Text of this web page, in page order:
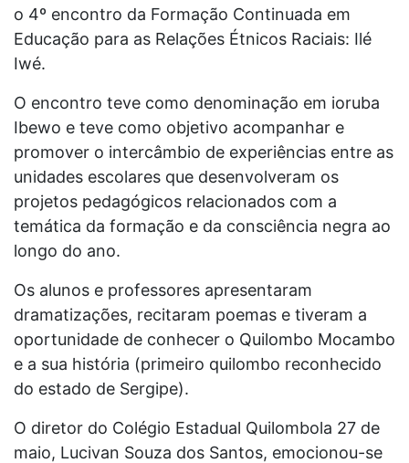
o 4º encontro da Formação Continuada em
Educação para as Relações Étnicos Raciais: Ilé
Iwé.
O encontro teve como denominação em ioruba
Ibewo e teve como objetivo acompanhar e
promover o intercâmbio de experiências entre as
unidades escolares que desenvolveram os
projetos pedagógicos relacionados com a
temática da formação e da consciência negra ao
longo do ano.
Os alunos e professores apresentaram
dramatizações, recitaram poemas e tiveram a
oportunidade de conhecer o Quilombo Mocambo
e a sua história (primeiro quilombo reconhecido
do estado de Sergipe).
O diretor do Colégio Estadual Quilombola 27 de
maio, Lucivan Souza dos Santos, emocionou-se